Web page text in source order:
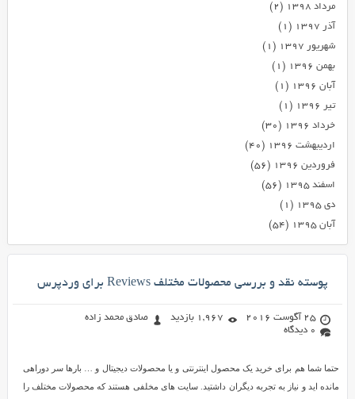
مرداد ۱۳۹۸
(۲)
آذر ۱۳۹۷
(۱)
شهریور ۱۳۹۷
(۱)
بهمن ۱۳۹۶
(۱)
آبان ۱۳۹۶
(۱)
تیر ۱۳۹۶
(۱)
خرداد ۱۳۹۶
(۳۰)
اردیبهشت ۱۳۹۶
(۴۰)
فروردین ۱۳۹۶
(۵۶)
اسفند ۱۳۹۵
(۵۶)
دی ۱۳۹۵
(۱)
آبان ۱۳۹۵
(۵۴)
پوسته نقد و بررسی محصولات مختلف Reviews برای وردپرس
25 آگوست 2016 1,967 بازدید
صادق محمد زاده
0 دیدگاه
حتما شما هم برای خرید یک محصول اینترنتی و یا محصولات دیجیتال و … بارها سر دوراهی
مانده اید و نیاز به تجربه دیگران داشتید. سایت های مخلفی هستند که محصولات مختلف را